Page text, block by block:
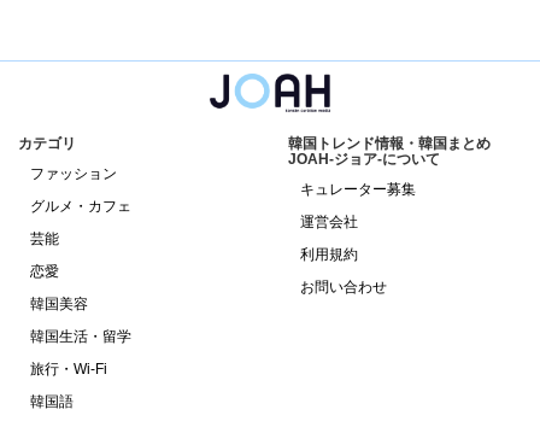
カテゴリ
ファッション
グルメ・カフェ
芸能
恋愛
韓国美容
韓国生活・留学
旅行・Wi-Fi
韓国語
韓国トレンド情報・韓国まとめ
JOAH-ジョア-について
キュレーター募集
運営会社
利用規約
お問い合わせ